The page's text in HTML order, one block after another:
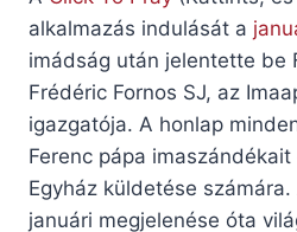
alkalmazás indulását a
imádság után jelentette be
Frédéric Fornos SJ, az
igazgatója. A honlap
Ferenc pápa
Egyház küldetése
januári megjelenése óta